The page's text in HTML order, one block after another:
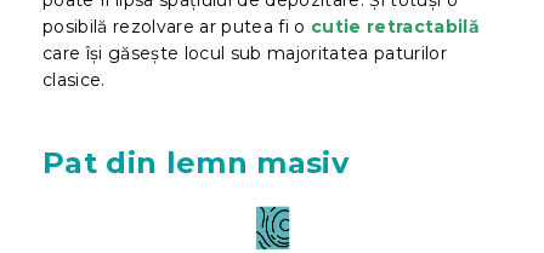
posibilă rezolvare ar putea fi o cutie retractabilă
care își găsește locul sub majoritatea paturilor
clasice.
Pat din lemn masiv